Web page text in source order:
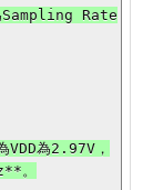
Sampling Rate
VDD為2.97V，
。